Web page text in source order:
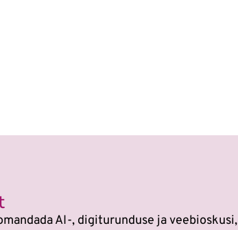
AI-, digiturunduse ja veebioskusi,